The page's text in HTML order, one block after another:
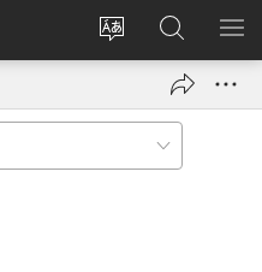
Αλλαγή
γλώσσας
ιστότοπου
Σύνδεση
(ανοίγει
παράθυρο)
στο
JW.ORG